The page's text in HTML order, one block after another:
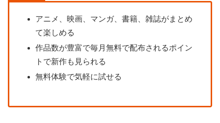
アニメ、映画、マンガ、書籍、雑誌がまとめ
て楽しめる
作品数が豊富で毎月無料で配布されるポイン
トで新作も見られる
無料体験で気軽に試せる